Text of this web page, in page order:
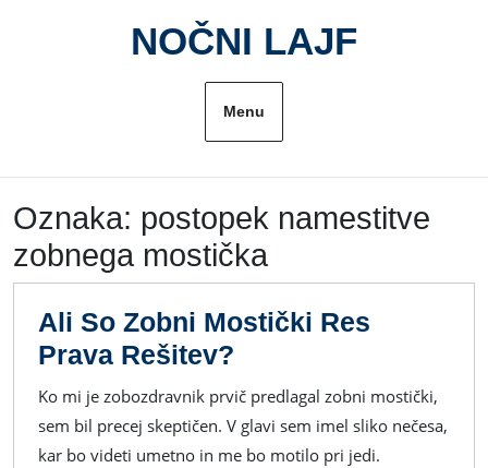
NOČNI LAJF
Menu
Oznaka: postopek namestitve
zobnega mostička
Ali So Zobni Mostički Res
Prava Rešitev?
So
Zobni
Mostički
Ko mi je zobozdravnik prvič predlagal zobni mostički,
sem bil precej skeptičen. V glavi sem imel sliko nečesa,
kar bo videti umetno in me bo motilo pri jedi.